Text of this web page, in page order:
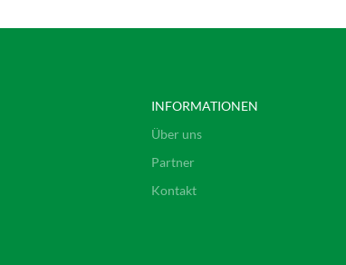
INFORMATIONEN
Über uns
Partner
Kontakt